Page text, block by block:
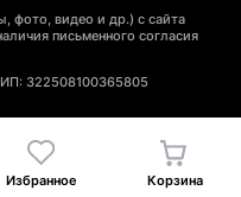
фото, видео и др.) с сайта
письменного согласия
322508100365805
Избранное Корзина